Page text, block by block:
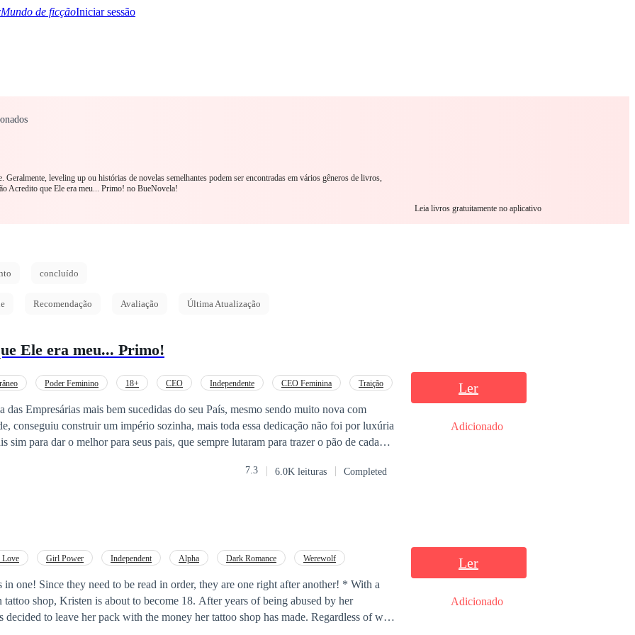
Mundo de ficçãoIniciar sessão
leveling up ou histórias de novelas semelhantes podem ser encontradas em vários gêneros de livros,
Acredito que Ele era meu... Primo! no BueNovela!
Leia livros gratuitamente no aplicativo
concluído
Recomendação Avaliação Última Atualização
Ele era meu... Primo!
Poder Feminino 18+ CEO Independente CEO Feminina
Traição
Empresárias mais bem sucedidas do seu País, mesmo sendo muito nova com
conseguiu construir um império sozinha, mais toda essa dedicação não foi por luxúria
sim para dar o melhor para seus pais, que sempre lutaram para trazer o pão de cada
ainda mais em sua carreira. A ida aos EUA lhe trará muitas surpresas...
Nem passa por sua mente, Diana é virgem! Mesmo
ir em uma boate
goleiro da atualidade, conseguiu tudo
perseverança e dedicação, seu único defeito é ser MULHERENGO, não se apega e
7.3 6.0K leituras Completed
Ler
Adicionado
Love Girl Power Independent Alpha Dark Romance Werewolf
one! Since they need to be read in order, they are one right after another! * With a
tattoo shop, Kristen is about to become 18. After years of being abused by her
decided to leave her pack with the money her tattoo shop has made. Regardless of who
Ler
Adicionado